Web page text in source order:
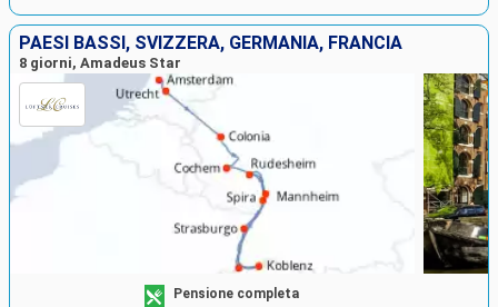
PAESI BASSI, SVIZZERA, GERMANIA, FRANCIA
8 giorni, Amadeus Star
Pensione completa